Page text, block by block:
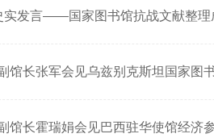
实发言——国家图书馆抗战文献整理
馆长张军会见乌兹别克斯坦国家图
馆长霍瑞娟会见巴西驻华使馆经济